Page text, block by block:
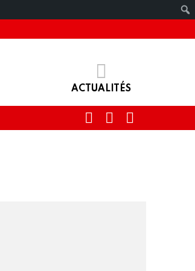
ACTUALITÉS
SWITCHRECHERCHE